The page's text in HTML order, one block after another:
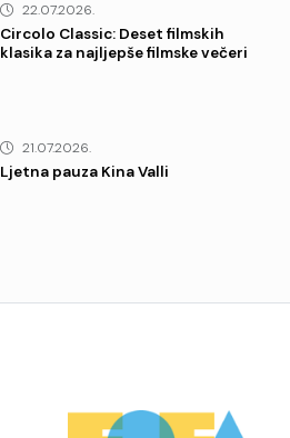
22.07.2026.
Circolo Classic: Deset filmskih
klasika za najljepše filmske večeri
21.07.2026.
Ljetna pauza Kina Valli